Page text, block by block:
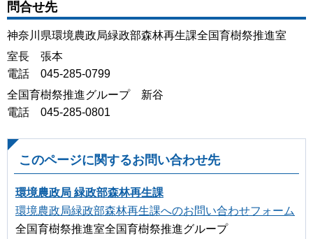
問合せ先
神奈川県環境農政局緑政部森林再生課全国育樹祭推進室
室長 張本
電話 045-285-0799
全国育樹祭推進グループ 新谷
電話 045-285-0801
このページに関するお問い合わせ先
環境農政局 緑政部森林再生課
環境農政局緑政部森林再生課へのお問い合わせフォーム
全国育樹祭推進室全国育樹祭推進グループ